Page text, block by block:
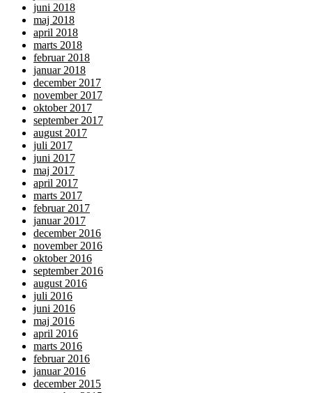
juni 2018
maj 2018
april 2018
marts 2018
februar 2018
januar 2018
december 2017
november 2017
oktober 2017
september 2017
august 2017
juli 2017
juni 2017
maj 2017
april 2017
marts 2017
februar 2017
januar 2017
december 2016
november 2016
oktober 2016
september 2016
august 2016
juli 2016
juni 2016
maj 2016
april 2016
marts 2016
februar 2016
januar 2016
december 2015